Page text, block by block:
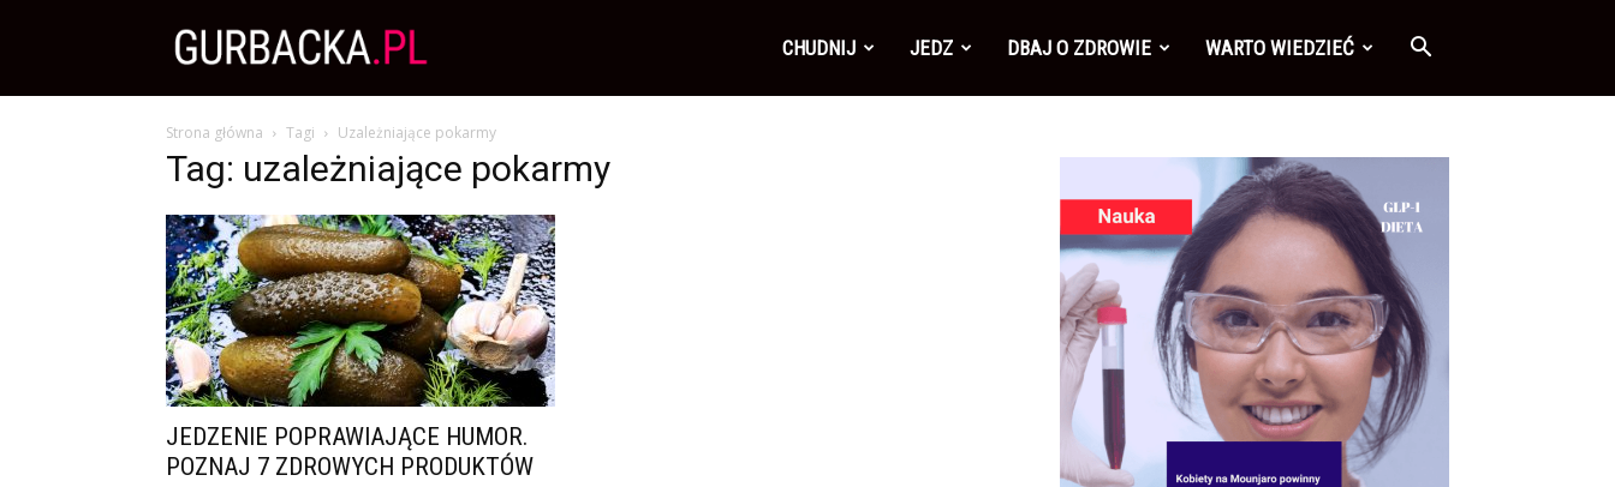
Dieta,
Odchudzanie
i
przepisy
CHUDNIJ JEDZ DBAJ O ZDROWIE WARTO WIEDZIEĆ
Strona główna Tagi Uzależniające pokarmy
Tag: uzależniające pokarmy
JEDZENIE POPRAWIAJĄCE HUMOR.
POZNAJ 7 ZDROWYCH PRODUKTÓW